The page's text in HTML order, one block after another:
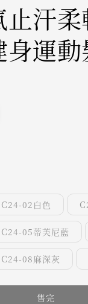
汗
運
C24-02白色
C24-05蒂芙尼藍
C24-08麻深灰
售完